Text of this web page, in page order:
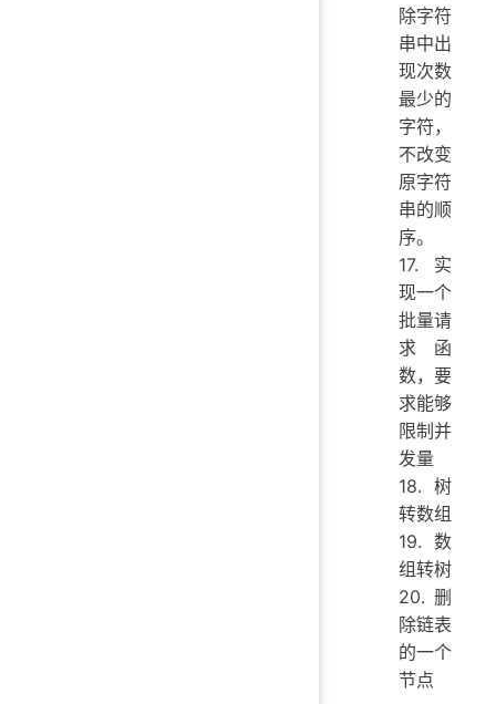
除字符
串中出
现次数
最少的
字符，
不改变
原字符
串的顺
序。
17.实
现一个
批量请
求函
数，要
求能够
限制并
发量
18.树
转数组
19.数
组转树
20.删
除链表
的一个
节点